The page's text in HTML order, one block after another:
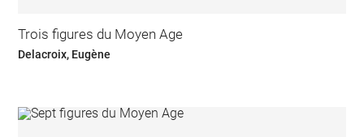
Trois figures du Moyen Age
Delacroix, Eugène